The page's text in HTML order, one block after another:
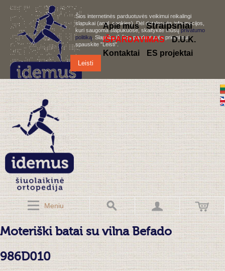
Šios internetinės parduotuvės veikimui reikalingi
slapukai (angl. cookies). Dėl detalesnės informacijos,
kuri saugoma slapukuose, skaitykite mūsųprivatumo
politiką . Slapukų iš šios parduotuvės priėmimui,
spauskite "Leisti".
Leisti
Meniu
Apie mus Straipsniai
IŠPARDAVIMAS
D.U.K.
Kontaktai
ES projektai
Moteriški batai su vilna Befado
986D010